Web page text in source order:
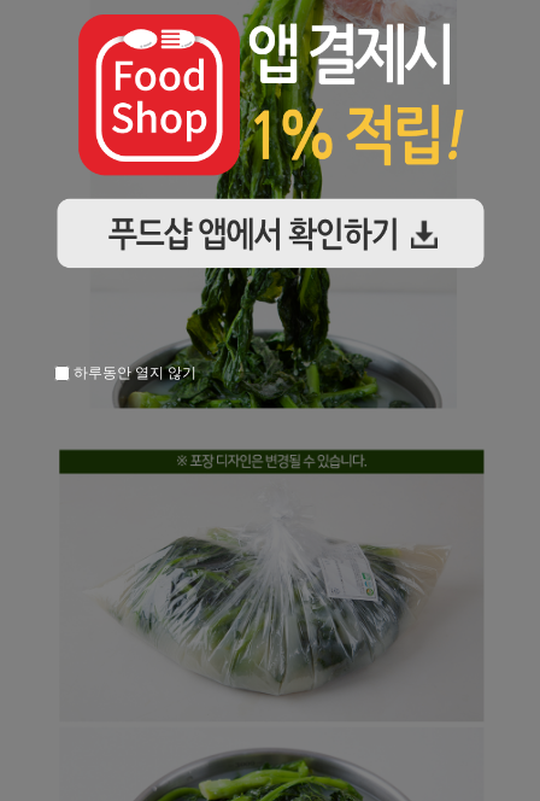
하루동안 열지 않기